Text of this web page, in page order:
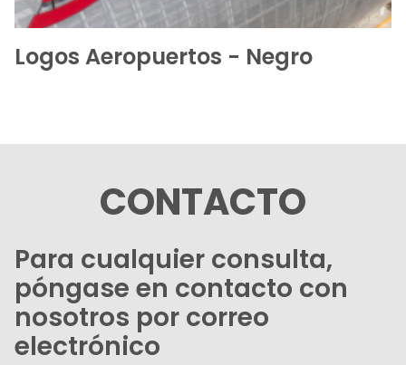
Logos Aeropuertos - Negro
CONTACTO
Para cualquier consulta,
póngase en contacto con
nosotros por correo
electrónico